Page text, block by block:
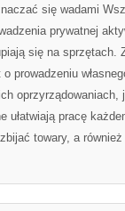
się wadami
prywatnej
się na sprzętach.
o prowadzeniu
ułatwiają pracę
towary, a